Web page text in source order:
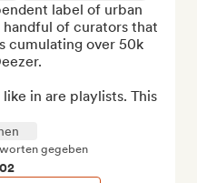
label of urban
handful of curators that
cumulating over 50k
in are playlists. This
gegeben